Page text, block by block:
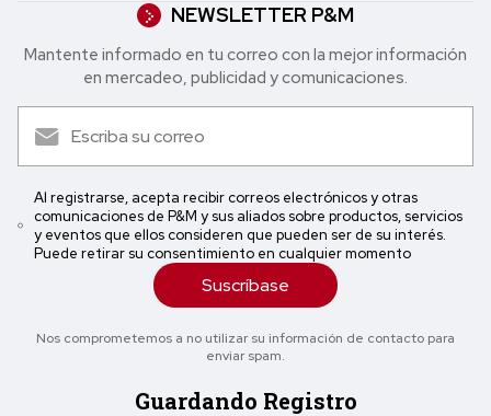
NEWSLETTER P&M
Mantente informado en tu correo con la mejor in formación
en mercadeo, publicidad y comunicaciones.
Al registrarse, acepta recibir correos electrónicos y otras
comunicaciones de P&M y sus aliados sobre productos, servicios
y eventos que ellos consideren que pueden ser de su interés.
Puede retirar su consentimiento en cualquier momento
Suscríbase
Nos comprometemos a no utilizar su información de contacto para
enviar spam.
Guardando Registro